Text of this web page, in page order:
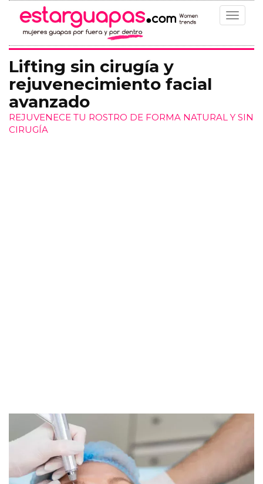
Toggle
Lifting sin cirugía y
rejuvenecimiento facial
avanzado
REJUVENECE TU ROSTRO DE FORMA NATURAL Y SIN
CIRUGÍA